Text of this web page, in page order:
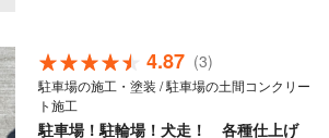
4.87 (3)
駐車場の施工・塗装 / 駐車場の土間コンクリー
ト施工
駐車場！駐輪場！犬走！ 各種仕上げ